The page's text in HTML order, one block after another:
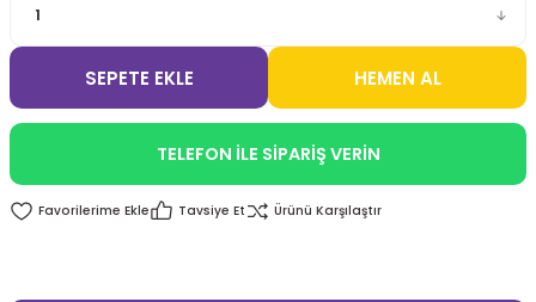
SEPETE EKLE HEMEN AL
TELEFON İLE SİPARİŞ VERİN
Tavsiye Et Ürünü Karşılaştır